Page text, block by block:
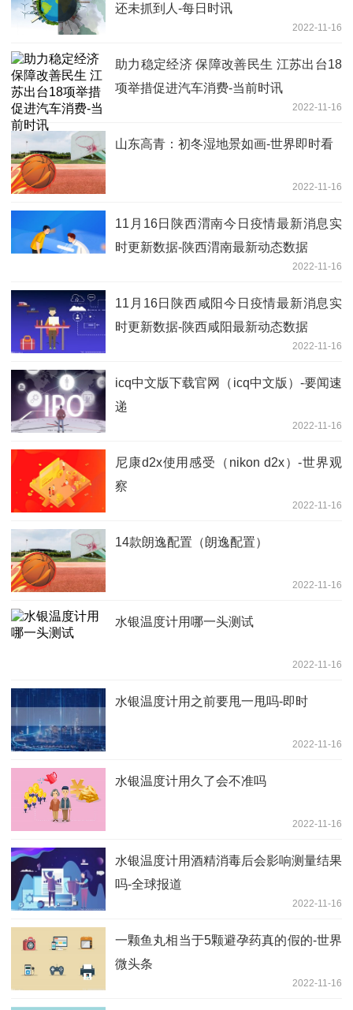
还未抓到人-每日时讯
2022-11-16
助力稳定经济 保障改善民生 江苏出台18
项举措促进汽车消费-当前时讯
2022-11-16
山东高青：初冬湿地景如画-世界即时看
2022-11-16
11月16日陕西渭南今日疫情最新消息实
时更新数据-陕西渭南最新动态数据
2022-11-16
11月16日陕西咸阳今日疫情最新消息实
时更新数据-陕西咸阳最新动态数据
2022-11-16
icq中文版下载官网（icq中文版）-要闻速
递
2022-11-16
尼康d2x使用感受（nikon d2x）-世界观
察
2022-11-16
14款朗逸配置（朗逸配置）
2022-11-16
水银温度计用哪一头测试
2022-11-16
水银温度计用之前要甩一甩吗-即时
2022-11-16
水银温度计用久了会不准吗
2022-11-16
水银温度计用酒精消毒后会影响测量结果
吗-全球报道
2022-11-16
一颗鱼丸相当于5颗避孕药真的假的-世界
微头条
2022-11-16